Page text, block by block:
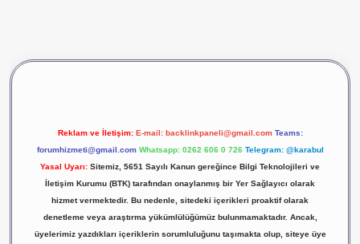
Reklam ve İletişim: E-mail: backlinkpaneli@gmail.com Teams:
forumhizmeti@gmail.com Whatsapp: 0262 606 0 726 Telegram: @karabul
Yasal Uyarı: Sitemiz, 5651 Sayılı Kanun gereğince Bilgi Teknolojileri ve
İletişim Kurumu (BTK) tarafından onaylanmış bir Yer Sağlayıcı olarak
hizmet vermektedir. Bu nedenle, sitedeki içerikleri proaktif olarak
denetleme veya araştırma yükümlülüğümüz bulunmamaktadır. Ancak,
üyelerimiz yazdıkları içeriklerin sorumluluğunu taşımakta olup, siteye üye